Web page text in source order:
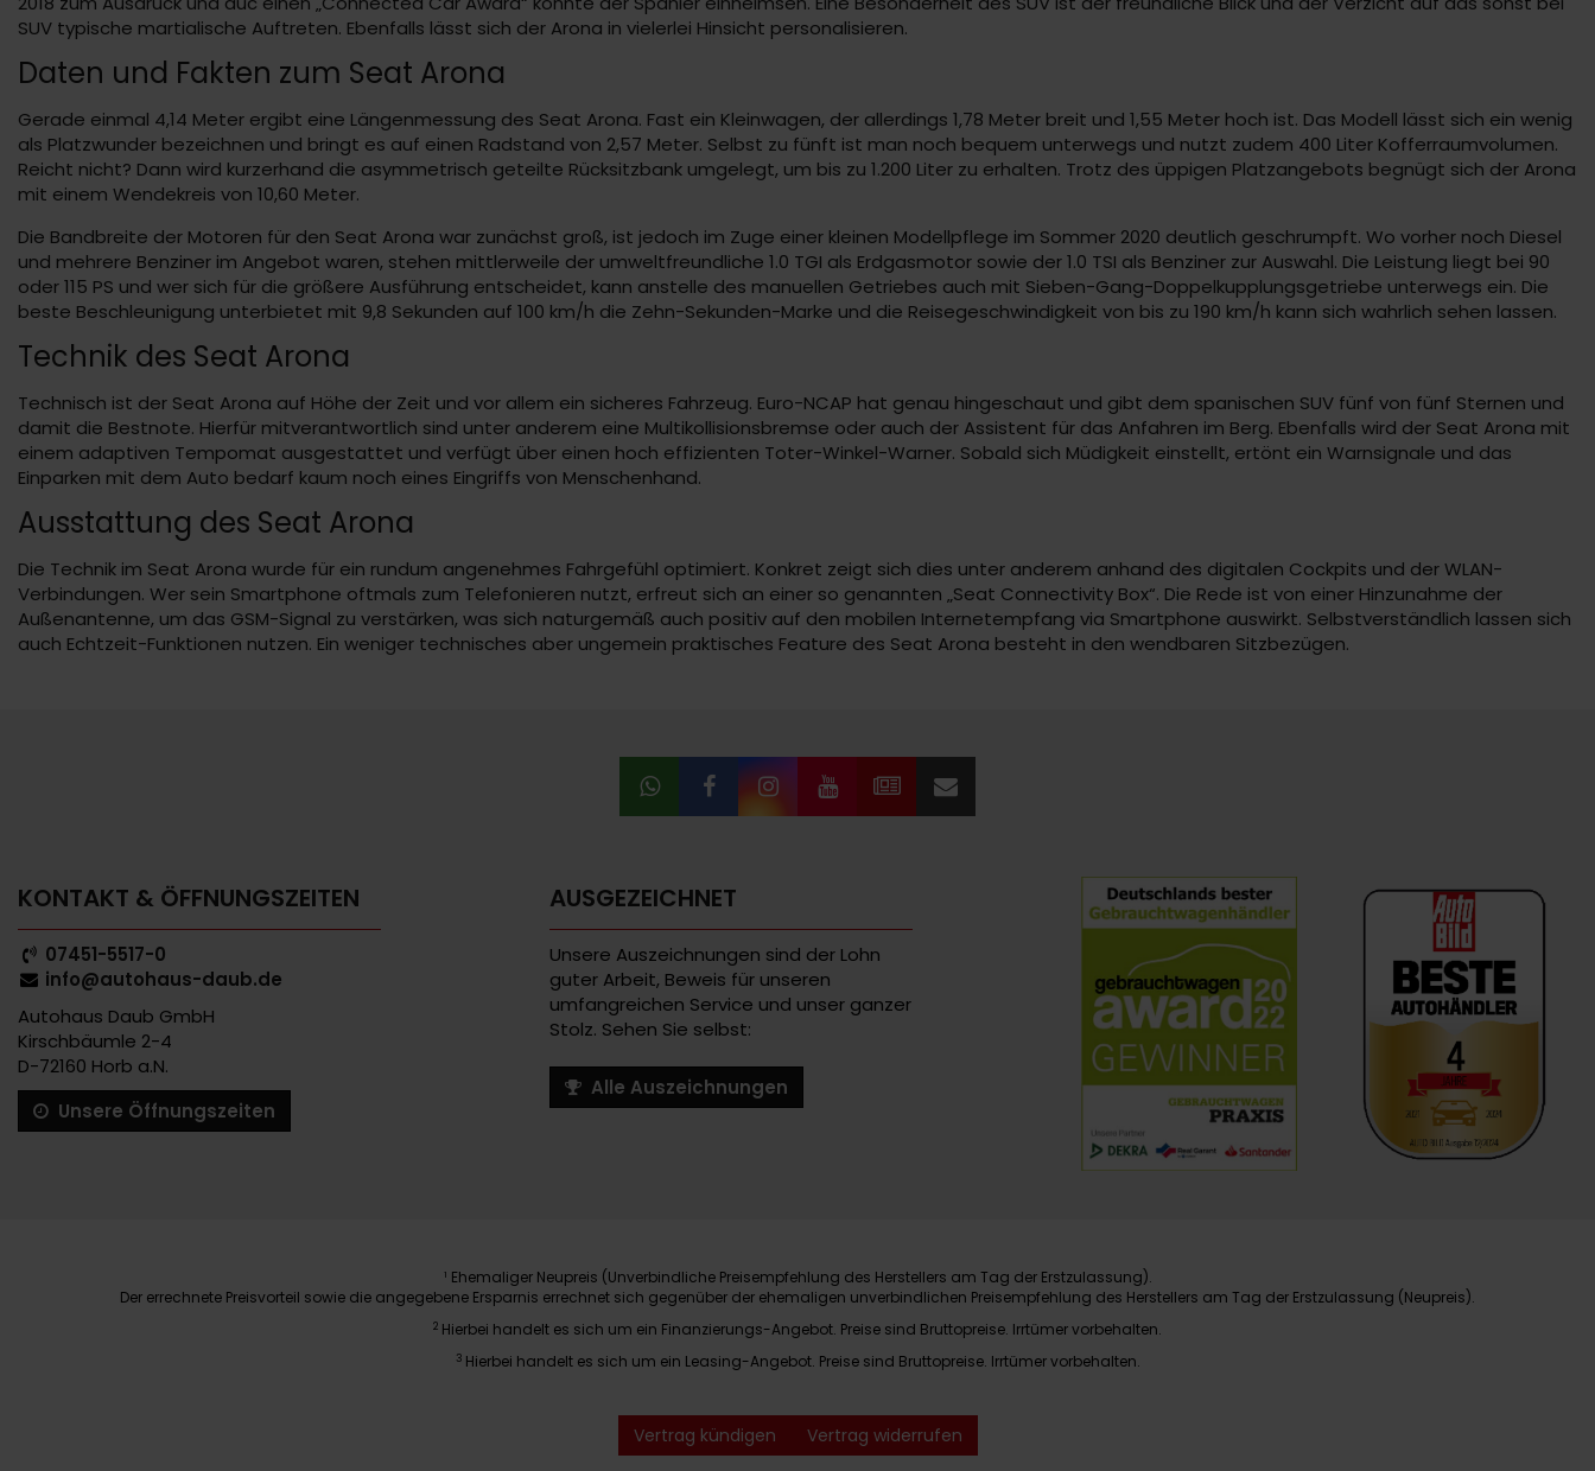
SUV typische martialische Auftreten. Ebenfalls lässt sich der Arona in vielerlei Hinsicht personalisieren.
Daten und Fakten zum Seat Arona
Gerade einmal 4,14 Meter ergibt eine Längenmessung des Seat Arona. Fast ein Kleinwagen, der allerdings 1,78 Meter breit und 1,55 Meter hoch ist. Das Modell lässt sich ein wenig
als Platzwunder bezeichnen und bringt es auf einen Radstand von 2,57 Meter. Selbst zu fünft ist man noch bequem unterwegs und nutzt zudem 400 Liter Kofferraumvolumen.
Reicht nicht? Dann wird kurzerhand die asymmetrisch geteilte Rücksitzbank umgelegt, um bis zu 1.200 Liter zu erhalten. Trotz des üppigen Platzangebots begnügt sich der Arona
mit einem Wendekreis von 10,60 Meter.
Die Bandbreite der Motoren für den Seat Arona war zunächst groß, ist jedoch im Zuge einer kleinen Modellpflege im Sommer 2020 deutlich geschrumpft. Wo vorher noch Diesel
und mehrere Benziner im Angebot waren, stehen mittlerweile der umweltfreundliche 1.0 TGI als Erdgasmotor sowie der 1.0 TSI als Benziner zur Auswahl. Die Leistung liegt bei 90
oder 115 PS und wer sich für die größere Ausführung entscheidet, kann anstelle des manuellen Getriebes auch mit Sieben-Gang-Doppelkupplungsgetriebe unterwegs ein. Die
beste Beschleunigung unterbietet mit 9,8 Sekunden auf 100 km/h die Zehn-Sekunden-Marke und die Reisegeschwindigkeit von bis zu 190 km/h kann sich wahrlich sehen lassen.
Technik des Seat Arona
Technisch ist der Seat Arona auf Höhe der Zeit und vor allem ein sicheres Fahrzeug. Euro-NCAP hat genau hingeschaut und gibt dem spanischen SUV fünf von fünf Sternen und
damit die Bestnote. Hierfür mitverantwortlich sind unter anderem eine Multikollisionsbremse oder auch der Assistent für das Anfahren im Berg. Ebenfalls wird der Seat Arona mit
einem adaptiven Tempomat ausgestattet und verfügt über einen hoch effizienten Toter-Winkel-Warner. Sobald sich Müdigkeit einstellt, ertönt ein Warnsignale und das
Einparken mit dem Auto bedarf kaum noch eines Eingriffs von Menschenhand.
Ausstattung des Seat Arona
Die Technik im Seat Arona wurde für ein rundum angenehmes Fahrgefühl optimiert. Konkret zeigt sich dies unter anderem anhand des digitalen Cockpits und der WLAN-
Verbindungen. Wer sein Smartphone oftmals zum Telefonieren nutzt, erfreut sich an einer so genannten „Seat Connectivity Box“. Die Rede ist von einer Hinzunahme der
Außenantenne, um das GSM-Signal zu verstärken, was sich naturgemäß auch positiv auf den mobilen Internetempfang via Smartphone auswirkt. Selbstverständlich lassen sich
auch Echtzeit-Funktionen nutzen. Ein weniger technisches aber ungemein praktisches Feature des Seat Arona besteht in den wendbaren Sitzbezügen.
KONTAKT & ÖFFNUNGSZEITEN
07451-5517-0
info@autohaus-daub.de
Autohaus Daub GmbH
Kirschbäumle 2-4
D-72160 Horb a.N.
Unsere Öffnungszeiten
AUSGEZEICHNET
Unsere Auszeichnungen sind der Lohn
guter Arbeit, Beweis für unseren
umfangreichen Service und unser ganzer
Stolz. Sehen Sie selbst:
Alle Auszeichnungen
1 Ehemaliger Neupreis (Unverbindliche Preisempfehlung des Herstellers am Tag der Erstzulassung).
Der errechnete Preisvorteil sowie die angegebene Ersparnis errechnet sich gegenüber der ehemaligen unverbindlichen Preisempfehlung des Herstellers am Tag der Erstzulassung (Neupreis).
2 Hierbei handelt es sich um ein Finanzierungs-Angebot. Preise sind Bruttopreise. Irrtümer vorbehalten.
3 Hierbei handelt es sich um ein Leasing-Angebot. Preise sind Bruttopreise. Irrtümer vorbehalten.
Vertrag kündigen Vertrag widerrufen